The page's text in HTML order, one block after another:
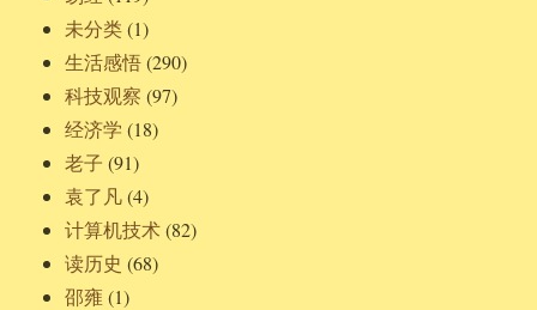
未分类(1)
生活感悟(290)
科技观察 (97)
经济学 (18)
老子 (91)
袁了凡(4)
计算机技术(82)
读历史 (68)
邵雍 (1)